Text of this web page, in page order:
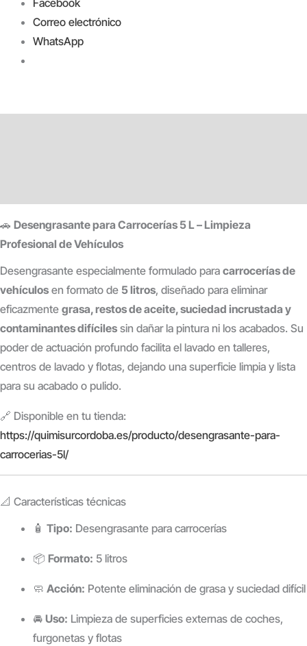
Correo electrónico
WhatsApp
🚗 Desengrasante para Carrocerías 5 L – Limpieza
Profesional de Vehículos
Desengrasante especialmente formulado para carrocerías de
vehículos en formato de 5 litros, diseñado para eliminar
eficazmente grasa, restos de aceite, suciedad incrustada y
contaminantes difíciles sin dañar la pintura ni los acabados. Su
poder de actuación profundo facilita el lavado en talleres,
centros de lavado y flotas, dejando una superficie limpia y lista
para su acabado o pulido.
🔗 Disponible en tu tienda:
https://quimisurcordoba.es/producto/desengrasante-para-
carrocerias-5l/
📐 Características técnicas
🧴 Tipo: Desengrasante para carrocerías
📦 Formato: 5 litros
🧼 Acción: Potente eliminación de grasa y suciedad difícil
🚘 Uso: Limpieza de superficies externas de coches,
furgonetas y flotas